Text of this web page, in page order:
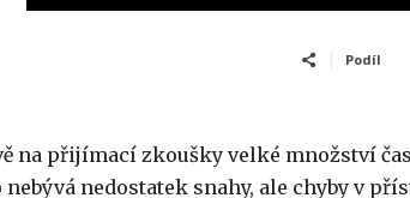
Podíl
na přijímací zkoušky velké množství
nebývá nedostatek snahy, ale chyby v